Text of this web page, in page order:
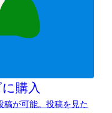
購入
稿が可能。投稿を見た